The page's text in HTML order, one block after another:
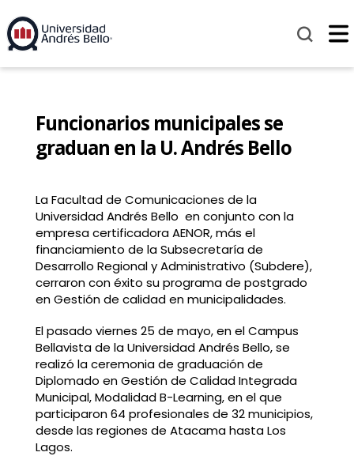
Funcionarios municipales se
graduan en la U. Andrés Bello
La Facultad de Comunicaciones de la
Universidad Andrés Bello en conjunto con la
empresa certificadora AENOR, más el
financiamiento de la Subsecretaría de
Desarrollo Regional y Administrativo (Subdere),
cerraron con éxito su programa de postgrado
en Gestión de calidad en municipalidades.
El pasado viernes 25 de mayo, en el Campus
Bellavista de la Universidad Andrés Bello, se
realizó la ceremonia de graduación de
Diplomado en Gestión de Calidad Integrada
Municipal, Modalidad B-Learning, en el que
participaron 64 profesionales de 32 municipios,
desde las regiones de Atacama hasta Los
Lagos.